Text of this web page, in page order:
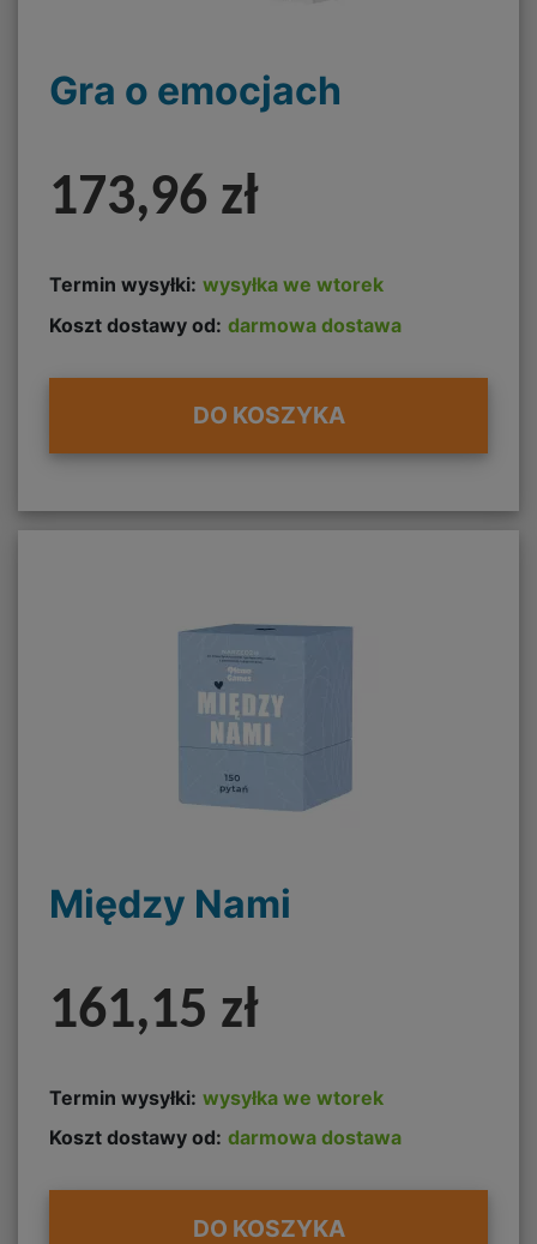
Gra o emocjach
173,96 zł
Termin wysyłki: wysyłka we wtorek
Koszt dostawy od: darmowa dostawa
DO KOSZYKA
Między Nami
161,15 zł
Termin wysyłki: wysyłka we wtorek
Koszt dostawy od: darmowa dostawa
DO KOSZYKA